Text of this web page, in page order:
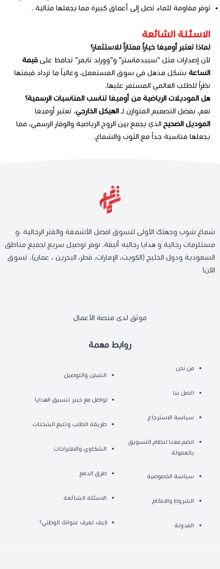
توفر مقاومة للماء تصل إلى أعماق كبيرة مما يجعلها مثالية .
الاسئلة الشائعة
لماذا تعتبر أوميغا خياراً ممتازاً للاستثمار؟
لأن إصدارات مثل "سبيدماستر" و"وورلد تايمر" تحافظ على قيمة
الساعة بشكل مذهل في سوق المستعمل، وغالباً ما تزداد قيمتها
نظراً للطلب العالمي المستمر عليها.
هل الموديلات الرياضية من أوميغا تناسب المناسبات الرسمية؟
نعم، بفضل التصميم المتوازن لـ الهيكل الخارجي، تعتبر أوميغا
الموديل الصحيح الذي يجمع بين الروح الرياضية والوقار الرسمي، مما
يجعلها مناسبة جداً مع الثوب والشماغ.
روابط مهمة
من نحن
اتصل بنا
سياسة الاسترجاع
انضم معنا لنظام التسويق
بالعمولة
سياسة الخصوصية
الشروط والاحكام
المدونة
الشحن والتوصيل
تواصل مع خبير تنسيق الهدايا
طريقة الطلب وتتبع الشحنات
الشكاوي والاقتراحات
طرق الدفع
الاسئلة الشائعة
كيف تعرف عنوانك الوطني؟
شماغ شوب وجهتك الأولى لتسوق افضل الأشمغة والغتر الرجالية ،و
مستلزمات رجالية و هدايا رجاليه أنيقة. نوفر توصيل سريع لجميع مناطق
السعودية ودول الخليج (الكويت، الإمارات، قطر، البحرين ، عمان). تسوق
الآن!
موثق لدى منصة الأعمال